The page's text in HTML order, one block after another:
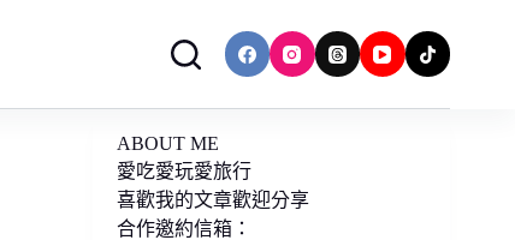
ABOUT ME
愛吃愛玩愛旅行
喜歡我的文章歡迎分享
合作邀約信箱：